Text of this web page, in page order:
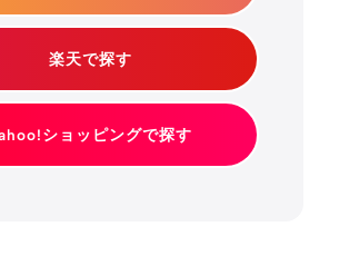
楽天で探す
ショッピングで探す